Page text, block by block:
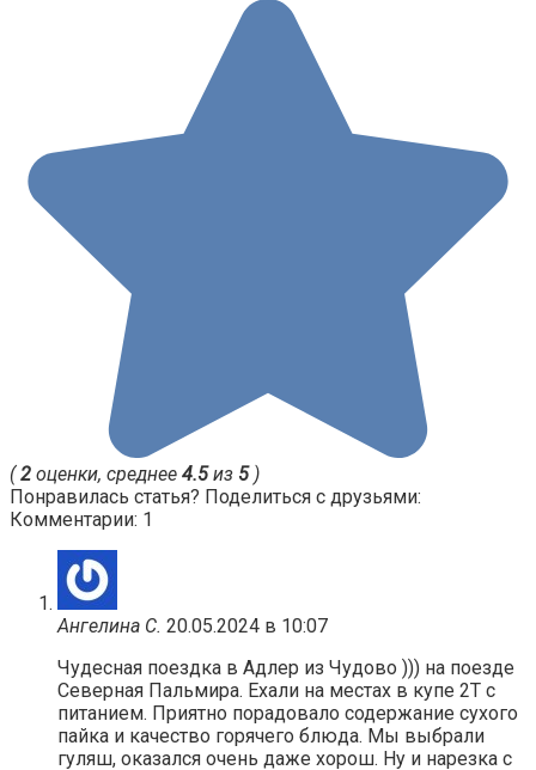
(2 оценки, среднее 4.5из 5)
Понравилась статья? Поделиться с друзьями:
Комментарии: 1
Ангелина С. 20.05.2024 в 10:07
Чудесная поездка в Адлер из Чудово ))) на поезде
Северная Пальмира. Ехали на местах в купе 2Т с
питанием. Приятно порадовало содержание сухого
пайка и качество горячего блюда. Мы выбрали
гуляш, оказался очень даже хорош. Ну и нарезка с